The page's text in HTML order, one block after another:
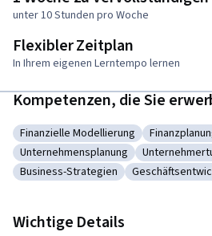
unter 10 Stunden pro Woche
Flexibler Zeitplan
In Ihrem eigenen Lerntempo lernen
Kompetenzen, die Sie
Kategorie: Finanzielle
Finanzielle Modellierung Kategorie:
Kategorie: Unternehmensplanung
Unternehmensplanung Kategorie:
Kategorie: Business-Strategien
Business-Strategien Kategorie:
Wichtige Details